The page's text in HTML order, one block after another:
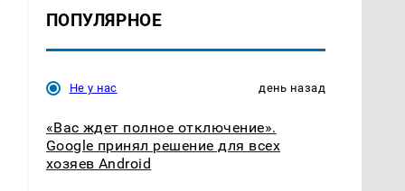
ПОПУЛЯРНОЕ
Не у нас день назад
«Вас ждет полное отключение».
Google принял решение для всех
хозяев Android